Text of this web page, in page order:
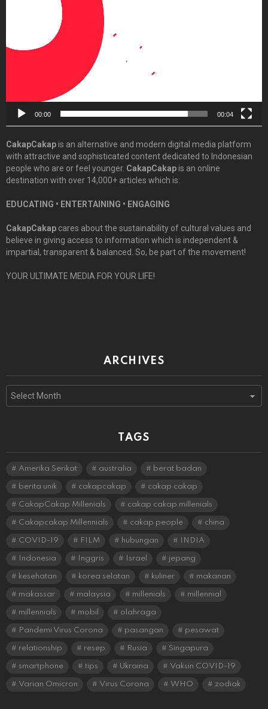
00:00 00:04
CakapCakapis an alternative and modern digital media platform
with attractive and sophisticated content dedicated to Indonesian
people who are or feel younger. CakapCakapis an online
destination with over 14,000+ articles which is:
EDUCATING • ENTERTAINING • ENGAGING
CakapCakap cares about the sustainability of cultural values and
believe in giving access to information which is independent &
impartial, transparent & balanced. So, be part of the movement!
YOUR ULTIMATE MEDIA FOR YOUR LIFE!
ARCHIVES
TAGS
Amerika Serikat australia berat badan
berita unik cakapcakap cakap cakap
CakapCakap Millenials cakap cakap millenials
Cakapcakap Millennials cakap people china
COVID-19 FILM hubungan INDIA
Indonesia Inggris Israel jepang
kesehatan korea selatan kuliner makanan
makassar malaysia millenials millennial
millennials mobil olahraga
Pandemi Virus Corona pasangan pesawat
relationship resep Rusia Singapura
smartphone tips Ukraina Vaksin COVID-19
Varian Omicron Virus Corona WHO zodiak